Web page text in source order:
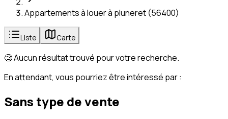
Appartements à louer à pluneret (56400)
Liste Carte
🧐 Aucun résultat trouvé pour votre recherche.
En attendant, vous pourriez être intéressé par :
Sans type de vente